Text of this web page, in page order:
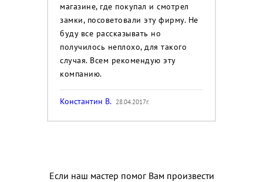
магазине, где покупал и смотрел
замки, посоветовали эту фирму. Не
буду все рассказывать но
получилось неплохо, для такого
случая. Всем рекомендую эту
компанию.
Константин В. 28.04.2017г.
Если наш мастер помог Вам произвести